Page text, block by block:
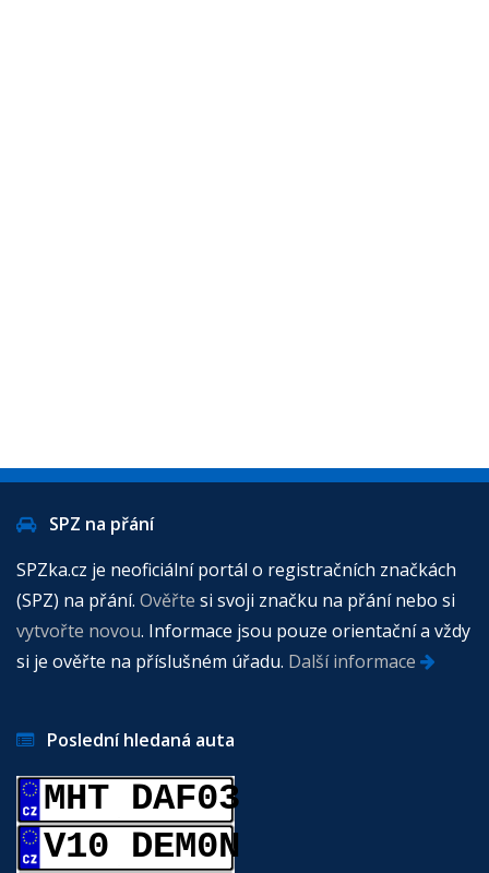
SPZ na přání
SPZka.cz je neoficiální portál o registračních značkách
(SPZ) na přání. Ověřte si svoji značku na přání nebo si
vytvořte novou. Informace jsou pouze orientační a vždy
si je ověřte na příslušném úřadu. Další informace
Poslední hledaná auta
MHT DAF03
V10 DEM0N